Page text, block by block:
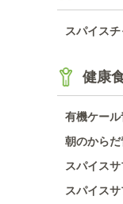
スパイス
健康
有機ケール
朝のからだ
スパイス
スパイス